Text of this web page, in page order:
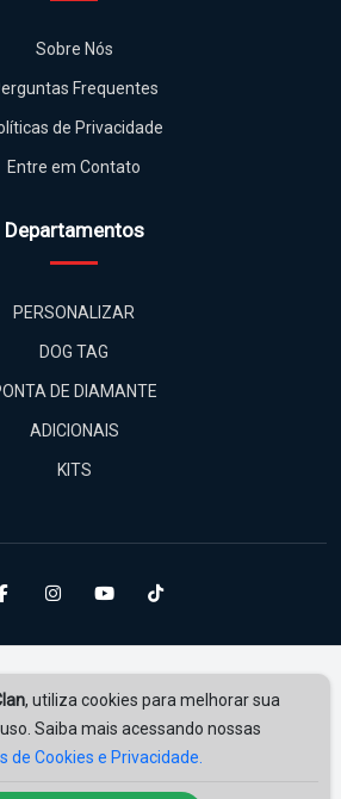
, utiliza cookies para melhorar sua
Saiba mais acessando nossas
de Cookies e Privacidade.
Sobre Nós
Frequentes
de Privacidade
Entre em Contato
Departamentos
PERSONALIZAR
DOG TAG
DE DIAMANTE
ADICIONAIS
KITS
porAmplie Soluções